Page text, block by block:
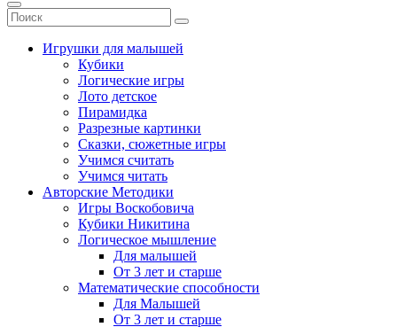
Игрушки для малышей
Кубики
Логические игры
Лото детское
Пирамидка
Разрезные картинки
Сказки, сюжетные игры
Учимся считать
Учимся читать
Авторские Методики
Игры Воскобовича
Кубики Никитина
Логическое мышление
Для малышей
От 3 лет и старше
Математические способности
Для Малышей
От 3 лет и старше